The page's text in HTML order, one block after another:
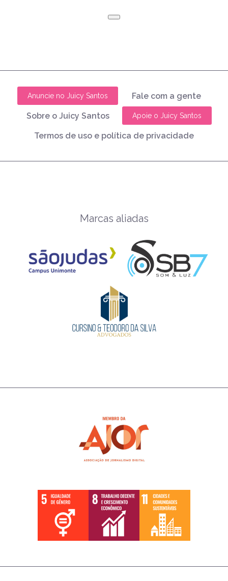
Anuncie no Juicy Santos Fale com a gente
Sobre o Juicy Santos Apoie o Juicy Santos
Termos de uso e política de privacidade
Marcas aliadas